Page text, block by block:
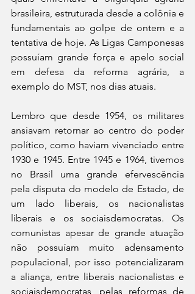
brasileira, estruturada desde a colônia e
fundamentais ao golpe de ontem e a
tentativa de hoje. As Ligas Camponesas
possuíam grande força e apelo social
em defesa da reforma agrária, a
exemplo do MST, nos dias atuais.
Lembro que desde 1954, os militares
ansiavam retornar ao centro do poder
político, como haviam vivenciado entre
1930 e 1945. Entre 1945 e 1964, tivemos
no Brasil uma grande efervescência
pela disputa do modelo de Estado, de
um lado liberais, os nacionalistas
liberais e os sociaisdemocratas. Os
comunistas apesar de grande atuação
não possuíam muito adensamento
populacional, por isso potencializaram
a aliança, entre liberais nacionalistas e
sociaisdemocratas, pelas reformas de